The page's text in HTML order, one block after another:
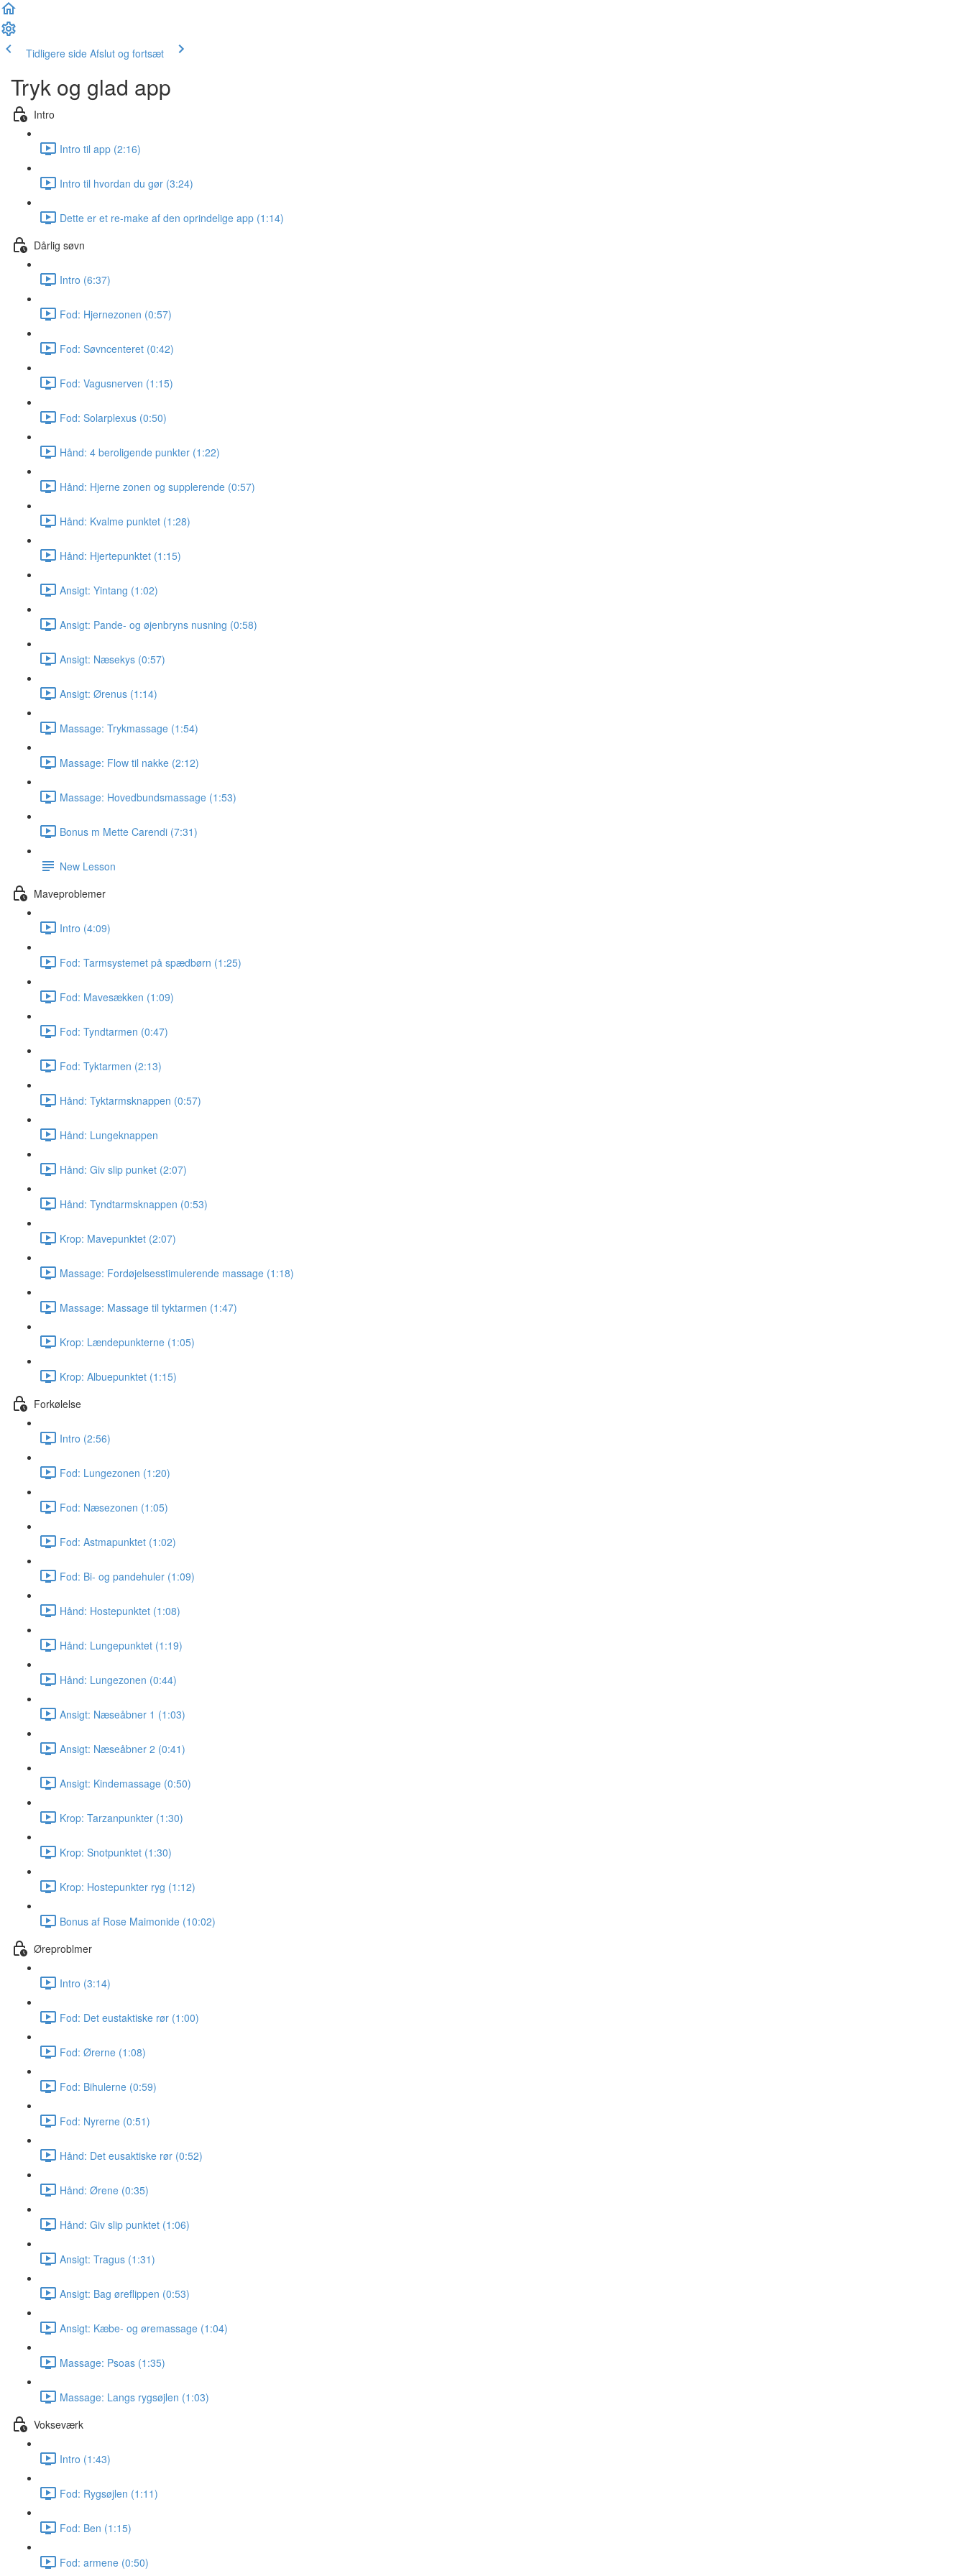
Tidligere side Afslut og fortsæt
Tryk og glad app
Intro
Intro til app (2:16)
Intro til hvordan du gør (3:24)
Dette er et re-make af den oprindelige app (1:14)
Dårlig søvn
Intro (6:37)
Fod: Hjernezonen (0:57)
Fod: Søvncenteret (0:42)
Fod: Vagusnerven (1:15)
Fod: Solarplexus (0:50)
Hånd: 4 beroligende punkter (1:22)
Hånd: Hjerne zonen og supplerende (0:57)
Hånd: Kvalme punktet (1:28)
Hånd: Hjertepunktet (1:15)
Ansigt: Yintang (1:02)
Ansigt: Pande- og øjenbryns nusning (0:58)
Ansigt: Næsekys (0:57)
Ansigt: Ørenus (1:14)
Massage: Trykmassage (1:54)
Massage: Flow til nakke (2:12)
Massage: Hovedbundsmassage (1:53)
Bonus m Mette Carendi (7:31)
New Lesson
Maveproblemer
Intro (4:09)
Fod: Tarmsystemet på spædbørn (1:25)
Fod: Mavesækken (1:09)
Fod: Tyndtarmen (0:47)
Fod: Tyktarmen (2:13)
Hånd: Tyktarmsknappen (0:57)
Hånd: Lungeknappen
Hånd: Giv slip punket (2:07)
Hånd: Tyndtarmsknappen (0:53)
Krop: Mavepunktet (2:07)
Massage: Fordøjelsesstimulerende massage (1:18)
Massage: Massage til tyktarmen (1:47)
Krop: Lændepunkterne (1:05)
Krop: Albuepunktet (1:15)
Forkølelse
Intro (2:56)
Fod: Lungezonen (1:20)
Fod: Næsezonen (1:05)
Fod: Astmapunktet (1:02)
Fod: Bi- og pandehuler (1:09)
Hånd: Hostepunktet (1:08)
Hånd: Lungepunktet (1:19)
Hånd: Lungezonen (0:44)
Ansigt: Næseåbner 1 (1:03)
Ansigt: Næseåbner 2 (0:41)
Ansigt: Kindemassage (0:50)
Krop: Tarzanpunkter (1:30)
Krop: Snotpunktet (1:30)
Krop: Hostepunkter ryg (1:12)
Bonus af Rose Maimonide (10:02)
Øreproblmer
Intro (3:14)
Fod: Det eustaktiske rør (1:00)
Fod: Ørerne (1:08)
Fod: Bihulerne (0:59)
Fod: Nyrerne (0:51)
Hånd: Det eusaktiske rør (0:52)
Hånd: Ørene (0:35)
Hånd: Giv slip punktet (1:06)
Ansigt: Tragus (1:31)
Ansigt: Bag øreflippen (0:53)
Ansigt: Kæbe- og øremassage (1:04)
Massage: Psoas (1:35)
Massage: Langs rygsøjlen (1:03)
Vokseværk
Intro (1:43)
Fod: Rygsøjlen (1:11)
Fod: Ben (1:15)
Fod: armene (0:50)